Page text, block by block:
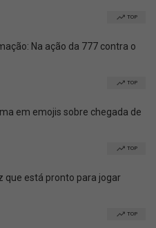
TOP
Na ação da 777 contra o
TOP
em emojis sobre chegada de
TOP
que está pronto para jogar
TOP